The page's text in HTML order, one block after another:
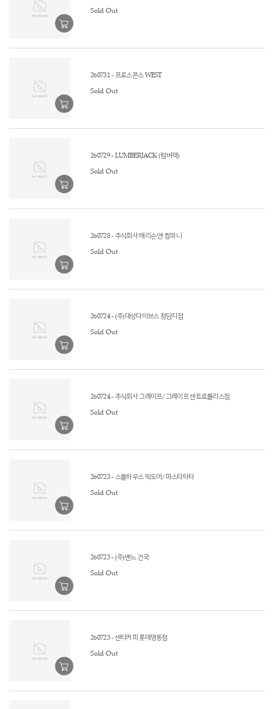
Sold Out
260731 - 프로스콘스 WEST
Sold Out
260729 - LUMBERJACK (럼버잭)
Sold Out
260728 - 주식회사 해리슨 앤 컴퍼니
Sold Out
260724 - (주)대상다이브스 청담지점
Sold Out
260724 - 주식회사 그레이프/그레이프 센트로폴리스점
Sold Out
260723 - 스몰하우스 빅도어/파스타타타
Sold Out
260723 - (주)쎈느 건국
Sold Out
260723 - 센터커피 롯데명동점
Sold Out